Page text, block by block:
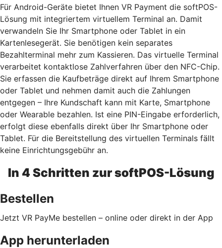
Für Android-Geräte bietet Ihnen VR Payment die softPOS-
Lösung mit integriertem virtuellem Terminal an. Damit
verwandeln Sie Ihr Smartphone oder Tablet in ein
Kartenlesegerät. Sie benötigen kein separates
Bezahlterminal mehr zum Kassieren. Das virtuelle Terminal
verarbeitet kontaktlose Zahlverfahren über den NFC-Chip.
Sie erfassen die Kaufbeträge direkt auf Ihrem Smartphone
oder Tablet und nehmen damit auch die Zahlungen
entgegen – Ihre Kundschaft kann mit Karte, Smartphone
oder Wearable bezahlen. Ist eine PIN-Eingabe erforderlich,
erfolgt diese ebenfalls direkt über Ihr Smartphone oder
Tablet. Für die Bereitstellung des virtuellen Terminals fällt
keine Einrichtungsgebühr an.
In 4 Schritten zur softPOS-Lösung
Bestellen
Jetzt VR PayMe bestellen – online oder direkt in der App
App herunterladen